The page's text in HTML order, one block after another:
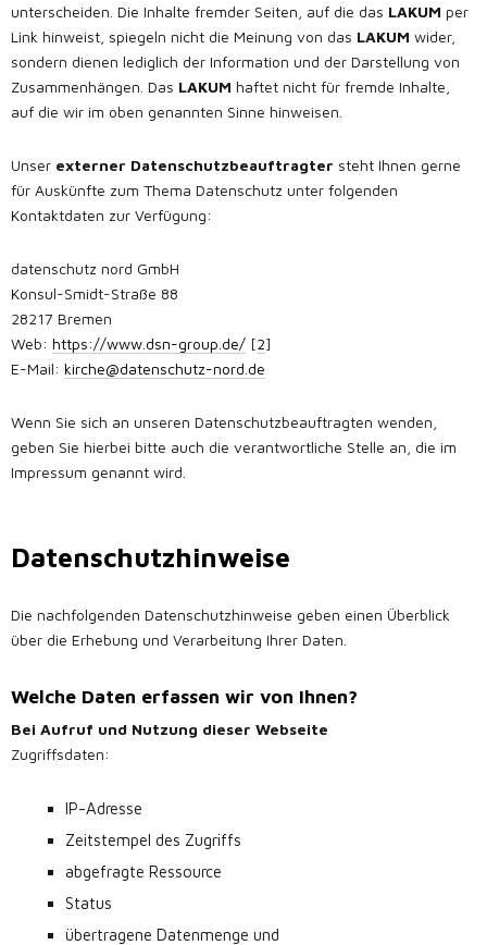
unterscheiden. Die Inhalte fremder Seiten, auf die das LAKUM per
Link hinweist, spiegeln nicht die Meinung von das LAKUM wider,
sondern dienen lediglich der Information und der Darstellung von
Zusammenhängen. Das LAKUM haftet nicht für fremde Inhalte,
auf die wir im oben genannten Sinne hinweisen.
Unser externer Datenschutzbeauftragter steht Ihnen gerne
für Auskünfte zum Thema Datenschutz unter folgenden
Kontaktdaten zur Verfügung:
datenschutz nord GmbH
Konsul-Smidt-Straße 88
28217 Bremen
Web: https://www.dsn-group.de/ [2]
E-Mail: kirche@datenschutz-nord.de
Wenn Sie sich an unseren Datenschutzbeauftragten wenden,
geben Sie hierbei bitte auch die verantwortliche Stelle an, die im
Impressum genannt wird.
Datenschutzhinweise
Die nachfolgenden Datenschutzhinweise geben einen Überblick
über die Erhebung und Verarbeitung Ihrer Daten.
Welche Daten erfassen wir von Ihnen?
Bei Aufruf und Nutzung dieser Webseite
Zugriffsdaten:
IP-Adresse
Zeitstempel des Zugriffs
abgefragte Ressource
Status
übertragene Datenmenge und